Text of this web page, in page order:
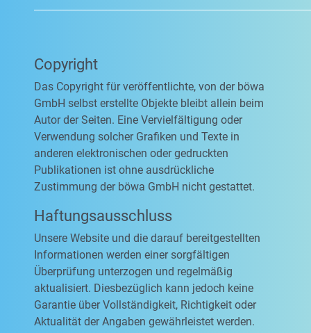
Copyright
Das Copyright für veröffentlichte, von der böwa
GmbH selbst erstellte Objekte bleibt allein beim
Autor der Seiten. Eine Vervielfältigung oder
Verwendung solcher Grafiken und Texte in
anderen elektronischen oder gedruckten
Publikationen ist ohne ausdrückliche
Zustimmung der böwa GmbH nicht gestattet.
Haftungsausschluss
Unsere Website und die darauf bereitgestellten
Informationen werden einer sorgfältigen
Überprüfung unterzogen und regelmäßig
aktualisiert. Diesbezüglich kann jedoch keine
Garantie über Vollständigkeit, Richtigkeit oder
Aktualität der Angaben gewährleistet werden.